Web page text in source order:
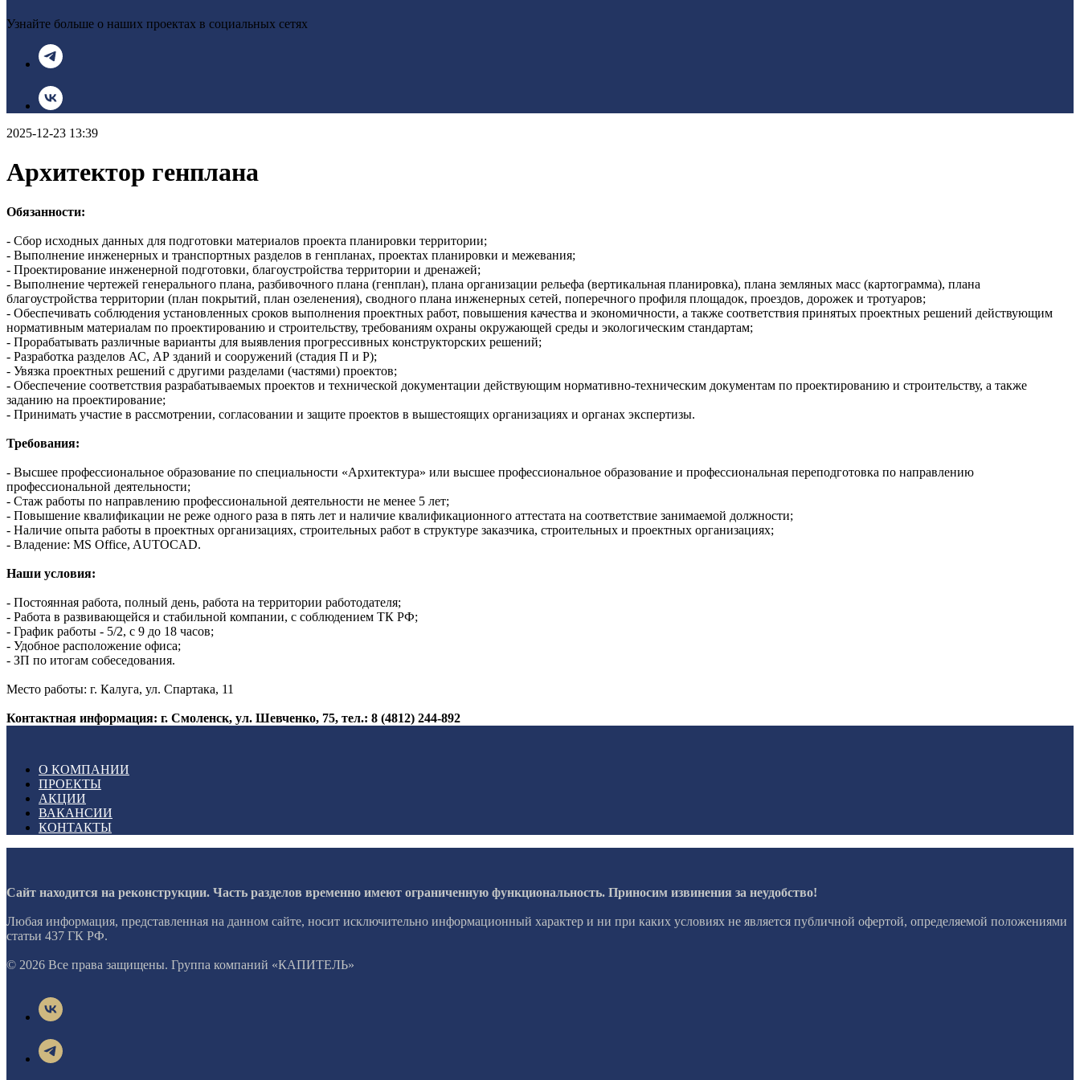
Узнайте больше о наших проектах в социальных сетях
2025-12-23 13:39
Архитектор генплана
Обязанности:
- Сбор исходных данных для подготовки материалов проекта планировки территории;
- Выполнение инженерных и транспортных разделов в генпланах, проектах планировки и межевания;
- Проектирование инженерной подготовки, благоустройства территории и дренажей;
- Выполнение чертежей генерального плана, разбивочного плана (генплан), плана организации рельефа (вертикальная планировка), плана земляных масс (картограмма), плана
благоустройства территории (план покрытий, план озеленения), сводного плана инженерных сетей, поперечного профиля площадок, проездов, дорожек и тротуаров;
- Обеспечивать соблюдения установленных сроков выполнения проектных работ, повышения качества и экономичности, а также соответствия принятых проектных решений действующим
нормативным материалам по проектированию и строительству, требованиям охраны окружающей среды и экологическим стандартам;
- Прорабатывать различные варианты для выявления прогрессивных конструкторских решений;
- Разработка разделов АС, АР зданий и сооружений (стадия П и Р);
- Увязка проектных решений с другими разделами (частями) проектов;
- Обеспечение соответствия разрабатываемых проектов и технической документации действующим нормативно-техническим документам по проектированию и строительству, а также
заданию на проектирование;
- Принимать участие в рассмотрении, согласовании и защите проектов в вышестоящих организациях и органах экспертизы.
Требования:
- Высшее профессиональное образование по специальности «Архитектура» или высшее профессиональное образование и профессиональная переподготовка по направлению
профессиональной деятельности;
- Стаж работы по направлению профессиональной деятельности не менее 5 лет;
- Повышение квалификации не реже одного раза в пять лет и наличие квалификационного аттестата на соответствие занимаемой должности;
- Наличие опыта работы в проектных организациях, строительных работ в структуре заказчика, строительных и проектных организациях;
- Владение: MS Office, AUTOCAD.
Наши условия:
- Постоянная работа, полный день, работа на территории работодателя;
- Работа в развивающейся и стабильной компании, с соблюдением ТК РФ;
- График работы - 5/2, с 9 до 18 часов;
- Удобное расположение офиса;
- ЗП по итогам собеседования.
Место работы: г. Калуга, ул. Спартака, 11
Контактная информация: г. Смоленск, ул. Шевченко, 75, тел.: 8 (4812) 244-892
О КОМПАНИИ
ПРОЕКТЫ
АКЦИИ
ВАКАНСИИ
КОНТАКТЫ
Сайт находится на реконструкции. Часть разделов временно имеют ограниченную функциональность. Приносим извинения за неудобство!
Любая информация, представленная на данном сайте, носит исключительно информационный характер и ни при каких условиях не является публичной офертой, определяемой положениями
статьи 437 ГК РФ.
© 2026 Все права защищены. Группа компаний «КАПИТЕЛЬ»